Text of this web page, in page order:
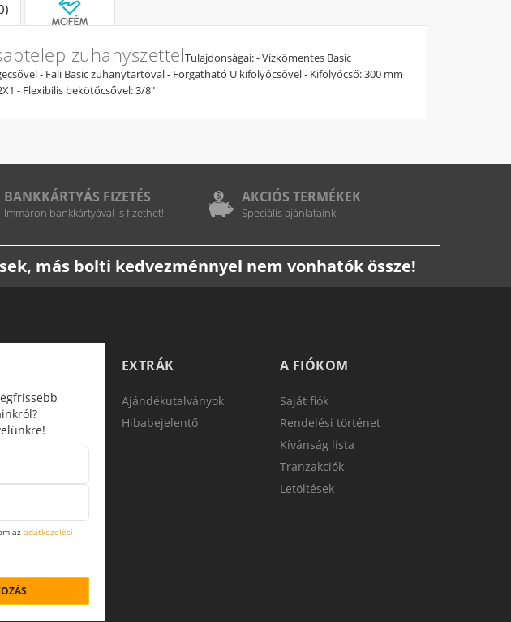
zuhanyszettelTulajdonságai: - Vízkőmentes Basic
- Fali Basic zuhanytartóval - Forgatható U kifolyócsővel - Kifolyócső: 300 mm
- Flexibilis bekötőcsővel: 3/8"
BANKKÁRTYÁS FIZETÉS
Immáron bankkártyával is fizethet!
AKCIÓS TERMÉKEK
Speciális ajánlataink
más bolti kedvezménnyel nem vonhatók össze!
az adatkezelési
EXTRÁK
Ajándékutalványok
Hibabejelentő
A FIÓKOM
Saját fiók
Rendelési történet
Kívánság lista
Tranzakciók
Letöltések